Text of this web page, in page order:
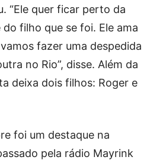
“Ele quer ficar perto da
filho que se foi. Ele ama
fazer uma despedida
no Rio”, disse. Além da
deixa dois filhos: Roger e
foi um destaque na
pela rádio Mayrink